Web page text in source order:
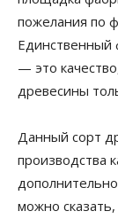
пожелания по
Единственный
— это
древесины
Данный сорт
производства
можно